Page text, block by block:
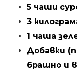
5 чаши
3
1 чаша
Добавки
брашно и